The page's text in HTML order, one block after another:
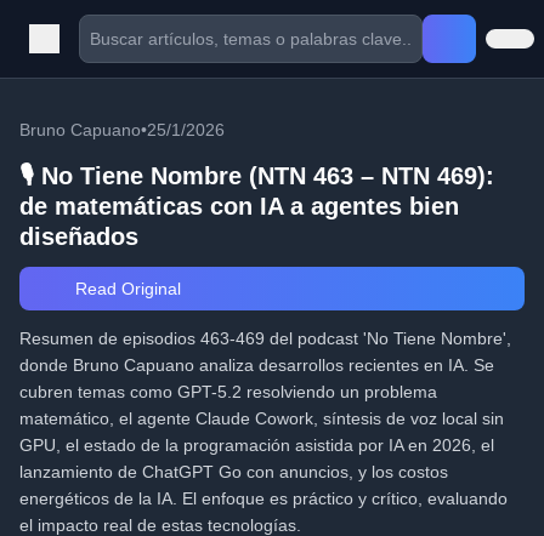
Bruno Capuano•25/1/2026
🎙️ No Tiene Nombre (NTN 463 – NTN 469):
de matemáticas con IA a agentes bien
diseñados
Read Original
Resumen de episodios 463-469 del podcast 'No Tiene Nombre',
donde Bruno Capuano analiza desarrollos recientes en IA. Se
cubren temas como GPT-5.2 resolviendo un problema
matemático, el agente Claude Cowork, síntesis de voz local sin
GPU, el estado de la programación asistida por IA en 2026, el
lanzamiento de ChatGPT Go con anuncios, y los costos
energéticos de la IA. El enfoque es práctico y crítico, evaluando
el impacto real de estas tecnologías.